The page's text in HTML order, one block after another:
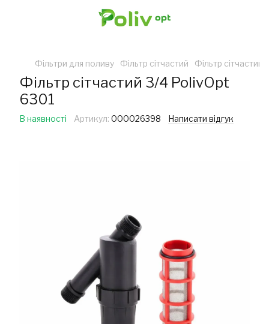
Фільтри для поливу Фільтр сітчастий Фільтр сітчастий
Фільтр сітчастий 3/4 PolivOpt
6301
В наявності Артикул: 000026398 Написати відгук